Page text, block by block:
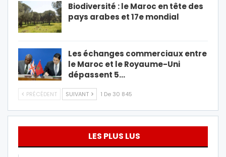
Biodiversité : le Maroc en tête des
pays arabes et 17e mondial
Les échanges commerciaux entre
le Maroc et le Royaume-Uni
dépassent 5…
PRÉCÉDENT SUIVANT 1 De 30 845
LES PLUS LUS